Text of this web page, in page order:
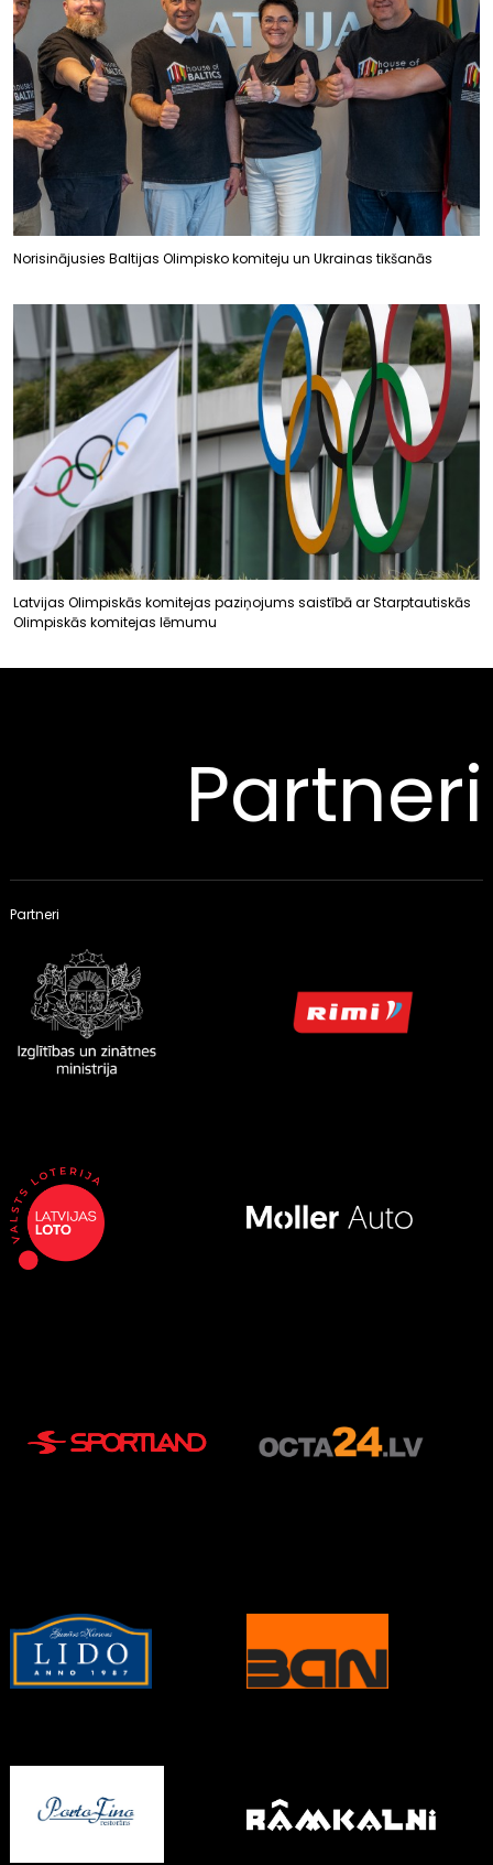
Norisinājusies Baltijas Olimpisko komiteju un Ukrainas tikšanās
Latvijas Olimpiskās komitejas paziņojums saistībā ar Starptautiskās
Olimpiskās komitejas lēmumu
Partneri
Partneri